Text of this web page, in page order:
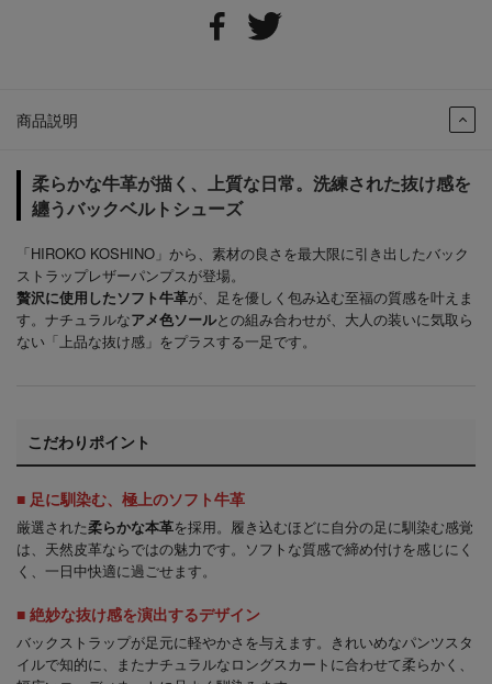
商品説明
柔らかな牛革が描く、上質な日常。洗練された抜け感を
纏うバックベルトシューズ
「HIROKO KOSHINO」から、素材の良さを最大限に引き出したバック
ストラップレザーパンプスが登場。
贅沢に使用したソフト牛革が、足を優しく包み込む至福の質感を叶えま
す。ナチュラルなアメ色ソールとの組み合わせが、大人の装いに気取ら
ない「上品な抜け感」をプラスする一足です。
こだわりポイント
■ 足に馴染む、極上のソフト牛革
厳選された柔らかな本革を採用。履き込むほどに自分の足に馴染む感覚
は、天然皮革ならではの魅力です。ソフトな質感で締め付けを感じにく
く、一日中快適に過ごせます。
■ 絶妙な抜け感を演出するデザイン
バックストラップが足元に軽やかさを与えます。きれいめなパンツスタ
イルで知的に、またナチュラルなロングスカートに合わせて柔らかく、